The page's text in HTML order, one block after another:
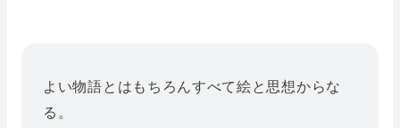
よい物語とはもちろんすべて絵と思想からな
る。